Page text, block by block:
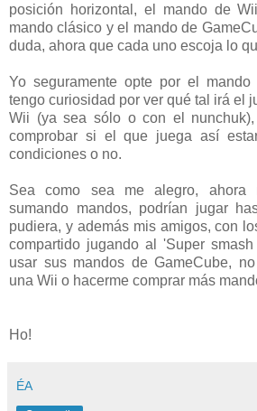
posición horizontal, el mando de
mando clásico y el mando de
duda, ahora que cada uno escoja lo
Yo seguramente opte por el mando
tengo curiosidad por ver qué tal irá el
Wii (ya sea sólo o con el
comprobar si el que juega así
condiciones o no.
Sea como sea me alegro, ahora
sumando mandos, podrían jugar
pudiera, y además mis amigos, con
compartido jugando al 'Super
usar sus mandos de GameCube,
una Wii o hacerme comprar más
Ho!
ÉA